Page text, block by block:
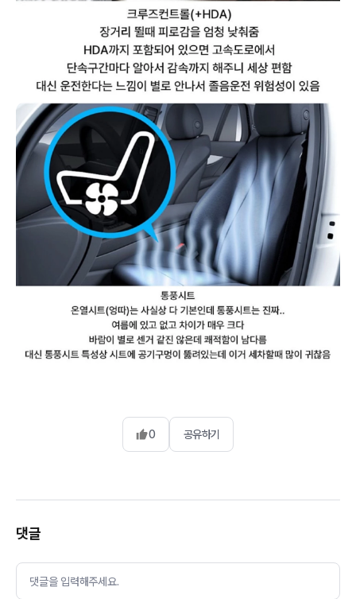
0 공유하기
댓글
댓글을 입력해주세요.